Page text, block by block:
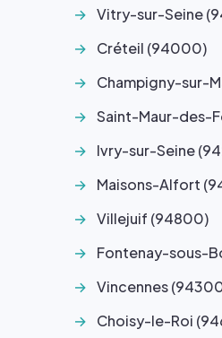
Vitry-sur-Seine
Créteil (94000)
Champigny-sur-
Saint-Maur-des-
Ivry-sur-Seine
Maisons-Alfort
Villejuif (94800)
Fontenay-sous-
Vincennes
Choisy-le-Roi